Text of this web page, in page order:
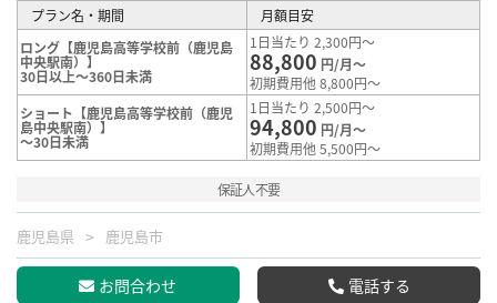
プラン名・期間
月額目安
ロング【鹿児島高等学校前（鹿児島
中央駅南）】
30日以上～360日未満
1日当たり 2,300円～
88,800 円/月～
初期費用他 8,800円～
ショート【鹿児島高等学校前（鹿児
島中央駅南）】
～30日未満
1日当たり 2,500円～
94,800 円/月～
初期費用他 5,500円～
保証人不要
鹿児島県 鹿児島市
お問合わせ 電話する